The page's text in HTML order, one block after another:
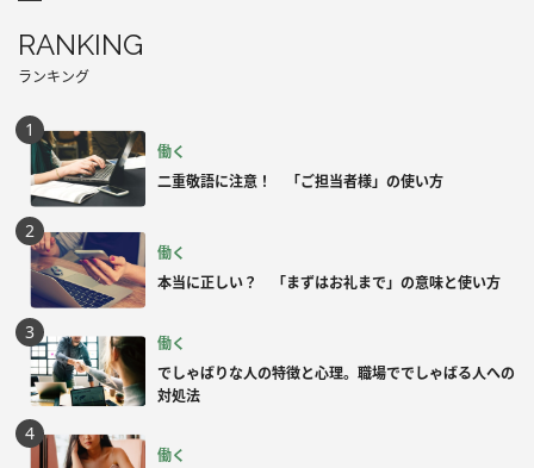
RANKING
ランキング
働く
二重敬語に注意！ 「ご担当者様」の使い方
働く
本当に正しい？ 「まずはお礼まで」の意味と使い方
働く
でしゃばりな人の特徴と心理。職場ででしゃばる人への
対処法
働く